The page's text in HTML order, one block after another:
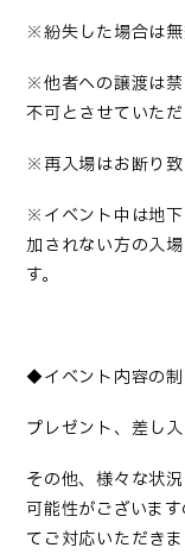
※紛失した場合は無
※他者への譲渡は
不可とさせていただ
※再入場はお断り致
※イベント中は地
加されない方の入
す。
◆イベント内容の
プレゼント、差し
その他、様々な状
可能性がございま
てご対応いただき